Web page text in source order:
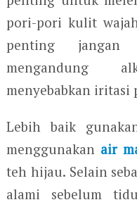
pori-pori kulit
penting
mengandung
menyebabkan iritasi
Lebih baik
menggunakan air
teh hijau. Selain
alami sebelum